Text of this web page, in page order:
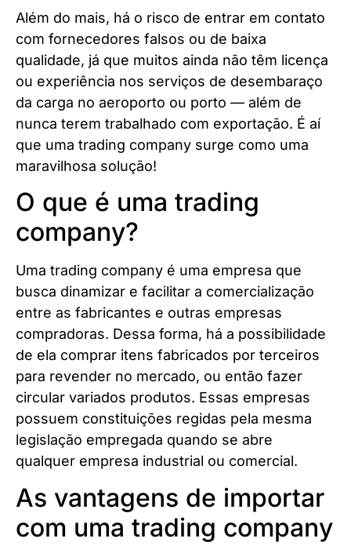
Além do mais, há o risco de entrar em contato
com fornecedores falsos ou de baixa
qualidade, já que muitos ainda não têm licença
ou experiência nos serviços de desembaraço
da carga no aeroporto ou porto — além de
nunca terem trabalhado com exportação. É aí
que uma trading company surge como uma
maravilhosa solução!
O que é uma trading
company?
Uma trading company é uma empresa que
busca dinamizar e facilitar a comercialização
entre as fabricantes e outras empresas
compradoras. Dessa forma, há a possibilidade
de ela comprar itens fabricados por terceiros
para revender no mercado, ou então fazer
circular variados produtos. Essas empresas
possuem constituições regidas pela mesma
legislação empregada quando se abre
qualquer empresa industrial ou comercial.
As vantagens de importar
com uma trading company